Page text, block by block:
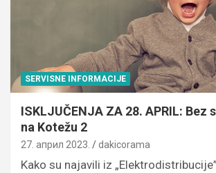
SERVISNE INFORMACIJE
ISKLJUČENJA ZA 28. APRIL:
na Kotežu 2
27. април 2023. dakicorama
Kako su najavili iz